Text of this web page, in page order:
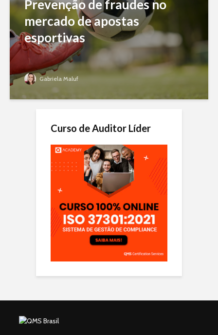
Prevenção de fraudes no
mercado de apostas
esportivas
Gabriela Maluf
Curso de Auditor Líder